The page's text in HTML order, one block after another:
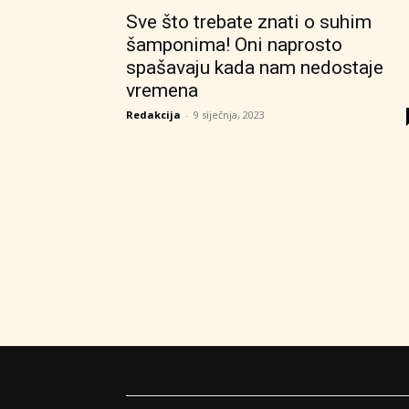
Sve što trebate znati o suhim
šamponima! Oni naprosto
spašavaju kada nam nedostaje
vremena
Redakcija - 9 siječnja, 2023